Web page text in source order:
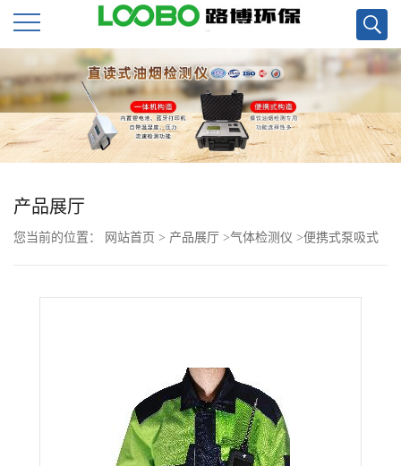
公
司
首
页
公
产品展厅
您当前的位置： 网站首页 > 产品展厅 >气体检测仪 >便携式泵吸式